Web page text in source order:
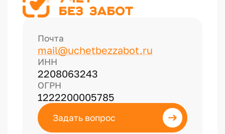
Почта
mail@uchetbezzabot.ru
ИНН
2208063243
ОГРН
1222200005785
Задать вопрос